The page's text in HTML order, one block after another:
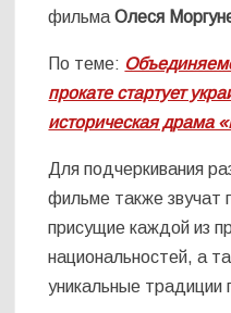
фильмаОлеся
По теме:
прокате стартует
историческая драма
Для подчеркивания
фильме также звучат
присущие каждой из
национальностей, а
уникальные